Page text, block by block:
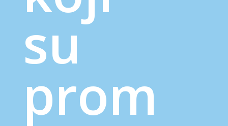
su
prom